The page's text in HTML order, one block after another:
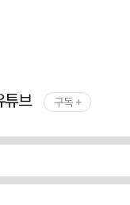
튜브 구독 +